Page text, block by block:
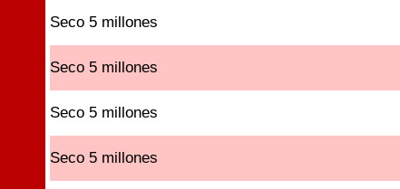
Seco 5 millones
Seco 5 millones
Seco 5 millones
Seco 5 millones